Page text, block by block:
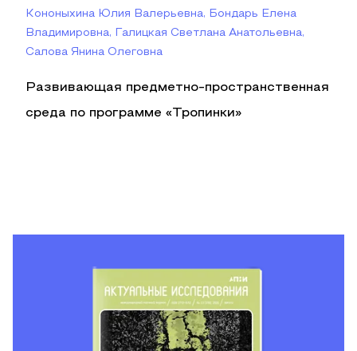
Кононыхина Юлия Валерьевна, Бондарь Елена
Владимировна, Галицкая Светлана Анатольевна,
Салова Янина Олеговна
Развивающая предметно-пространственная
среда по программе «Тропинки»